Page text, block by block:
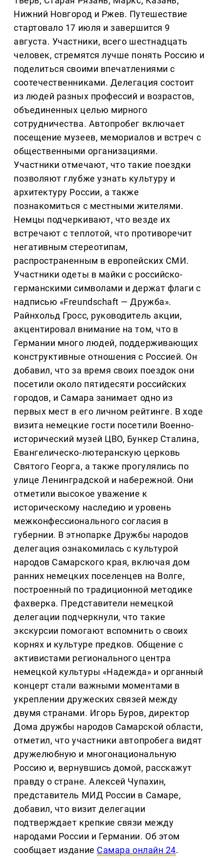
Нижний Новгород и Ржев. Путешествие
стартовало 17 июля и завершится 9
августа. Участники, всего шестнадцать
человек, стремятся лучше понять Россию и
поделиться своими впечатлениями с
соотечественниками. Делегация состоит
из людей разных профессий и возрастов,
объединенных целью мирного
сотрудничества. Автопробег включает
посещение музеев, мемориалов и встреч с
общественными организациями.
Участники отмечают, что такие поездки
позволяют глубже узнать культуру и
архитектуру России, а также
познакомиться с местными жителями.
Немцы подчеркивают, что везде их
встречают с теплотой, что противоречит
негативным стереотипам,
распространенным в европейских СМИ.
Участники одеты в майки с российско-
германскими символами и держат флаги с
надписью «Freundschaft — Дружба».
Райнхольд Гросс, руководитель акции,
акцентировал внимание на том, что в
Германии много людей, поддерживающих
конструктивные отношения с Россией. Он
добавил, что за время своих поездок они
посетили около пятидесяти российских
городов, и Самара занимает одно из
первых мест в его личном рейтинге. В ходе
визита немецкие гости посетили Военно-
исторический музей ЦВО, Бункер Сталина,
Евангелическо-лютеранскую церковь
Святого Георга, а также прогулялись по
улице Ленинградской и набережной. Они
отметили высокое уважение к
историческому наследию и уровень
межконфессионального согласия в
губернии. В этнопарке Дружбы народов
делегация ознакомилась с культурой
народов Самарского края, включая дом
ранних немецких поселенцев на Волге,
построенный по традиционной методике
фахверка. Представители немецкой
делегации подчеркнули, что такие
экскурсии помогают вспомнить о своих
корнях и культуре предков. Общение с
активистами регионального центра
немецкой культуры «Надежда» и органный
концерт стали важными моментами в
укреплении дружеских связей между
двумя странами. Игорь Буров, директор
Дома дружбы народов Самарской области,
отметил, что участники автопробега видят
дружелюбную и многонациональную
Россию и, вернувшись домой, расскажут
правду о стране. Алексей Чупахин,
представитель МИД России в Самаре,
добавил, что визит делегации
подтверждает крепкие связи между
народами России и Германии. Об этом
сообщает издание Самара онлайн 24.